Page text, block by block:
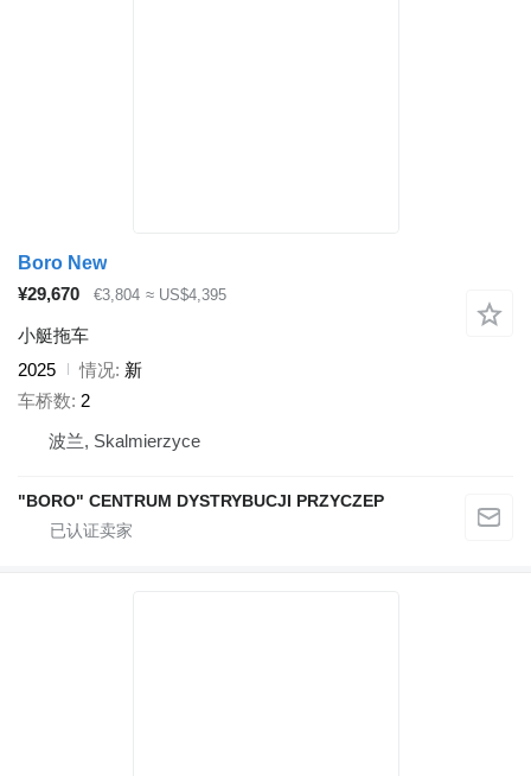
Boro New
¥29,670
€3,804 ≈ US$4,395
小艇拖车
2025
情况 新
车桥数 2
波兰, Skalmierzyce
"BORO" CENTRUM DYSTRYBUCJI PRZYCZEP